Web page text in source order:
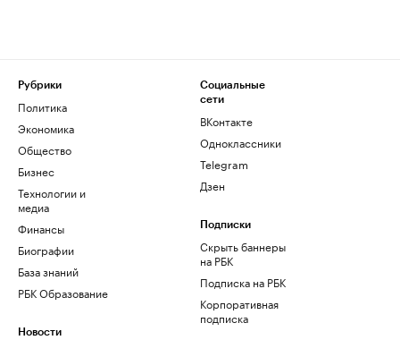
Рубрики
Политика
Экономика
Общество
Бизнес
Технологии и
медиа
Финансы
Биографии
База знаний
РБК Образование
Новости
Социальные
сети
ВКонтакте
Одноклассники
Telegram
Дзен
Подписки
Скрыть баннеры
на РБК
Подписка на РБК
Корпоративная
подписка